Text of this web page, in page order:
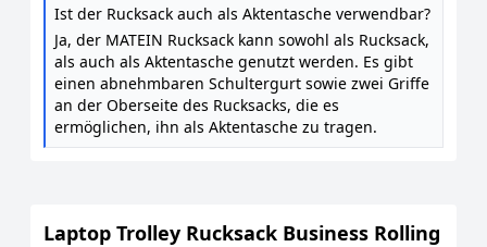
Ist der Rucksack auch als Aktentasche verwendbar?
Ja, der MATEIN Rucksack kann sowohl als Rucksack,
als auch als Aktentasche genutzt werden. Es gibt
einen abnehmbaren Schultergurt sowie zwei Griffe
an der Oberseite des Rucksacks, die es
ermöglichen, ihn als Aktentasche zu tragen.
Laptop Trolley Rucksack Business Rolling